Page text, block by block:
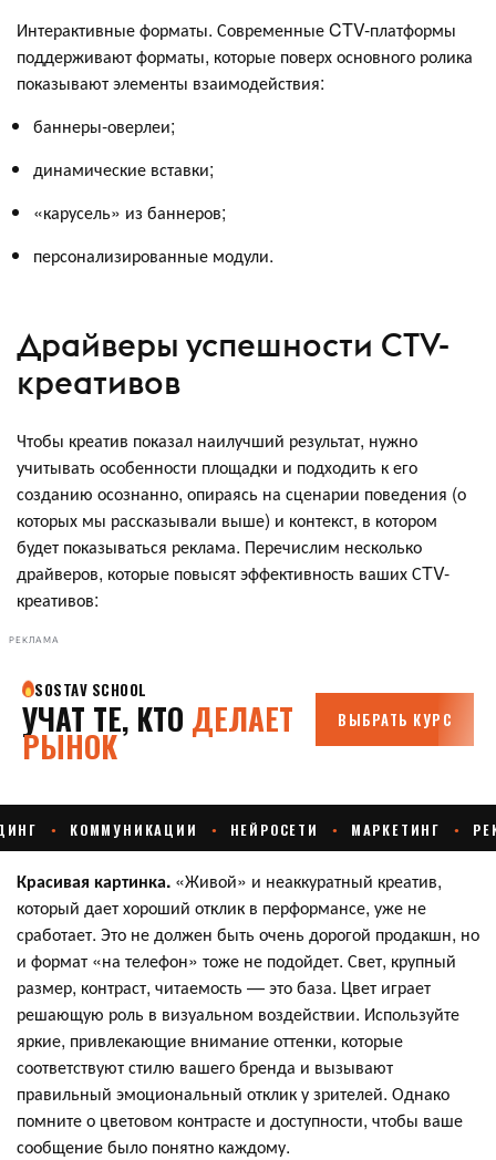
Интерактивные форматы. Современные CTV-платформы
поддерживают форматы, которые поверх основного ролика
показывают элементы взаимодействия:
баннеры-оверлеи;
динамические вставки;
«карусель» из баннеров;
персонализированные модули.
Драйверы успешности CTV-
креативов
Чтобы креатив показал наилучший результат, нужно
учитывать особенности площадки и подходить к его
созданию осознанно, опираясь на сценарии поведения (о
которых мы рассказывали выше) и контекст, в котором
будет показываться реклама. Перечислим несколько
драйверов, которые повысят эффективность ваших СTV-
креативов:
РЕКЛАМА
Красивая картинка. «Живой» и неаккуратный креатив,
который дает хороший отклик в перформансе, уже не
сработает. Это не должен быть очень дорогой продакшн, но
и формат «на телефон» тоже не подойдет. Свет, крупный
размер, контраст, читаемость — это база. Цвет играет
решающую роль в визуальном воздействии. Используйте
яркие, привлекающие внимание оттенки, которые
соответствуют стилю вашего бренда и вызывают
правильный эмоциональный отклик у зрителей. Однако
помните о цветовом контрасте и доступности, чтобы ваше
сообщение было понятно каждому.